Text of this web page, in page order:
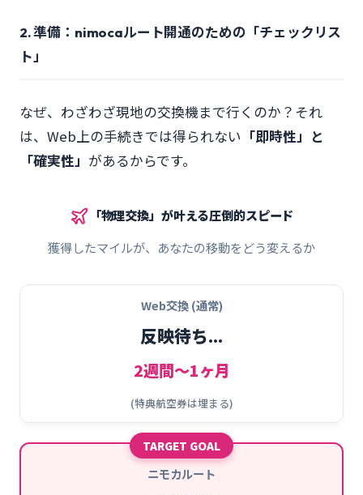
2. 準備：nimocaルート開通のための「チェックリス
ト」
なぜ、わざわざ現地の交換機まで行くのか？それ
は、Web上の手続きでは得られない 「即時性」と
「確実性」 があるからです。
「物理交換」が叶える圧倒的スピード
獲得したマイルが、あなたの移動をどう変えるか
Web交換 (通常)
反映待ち...
2週間〜1ヶ月
(特典航空券は埋まる)
TARGET GOAL
ニモカルート